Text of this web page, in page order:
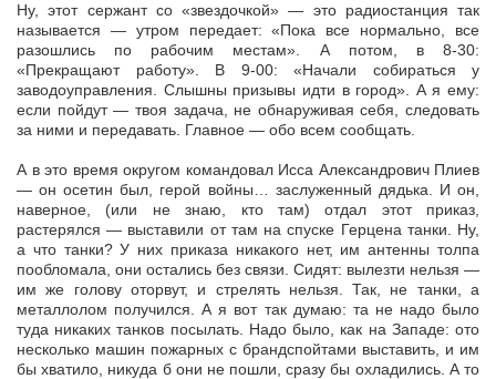
Ну, этот сержант со «звездочкой» — это радиостанция так
называется — утром передает: «Пока все нормально, все
разошлись по рабочим местам». А потом, в 8-30:
«Прекращают работу». В 9-00: «Начали собираться у
заводоуправления. Слышны призывы идти в город». А я ему:
если пойдут — твоя задача, не обнаруживая себя, следовать
за ними и передавать. Главное — обо всем сообщать.
А в это время округом командовал Исса Александрович Плиев
— он осетин был, герой войны… заслуженный дядька. И он,
наверное, (или не знаю, кто там) отдал этот приказ,
растерялся — выставили от там на спуске Герцена танки. Ну,
а что танки? У них приказа никакого нет, им антенны толпа
пообломала, они остались без связи. Сидят: вылезти нельзя —
им же голову оторвут, и стрелять нельзя. Так, не танки, а
металлолом получился. А я вот так думаю: та не надо было
туда никаких танков посылать. Надо было, как на Западе: ото
несколько машин пожарных с брандспойтами выставить, и им
бы хватило, никуда б они не пошли, сразу бы охладились. А то